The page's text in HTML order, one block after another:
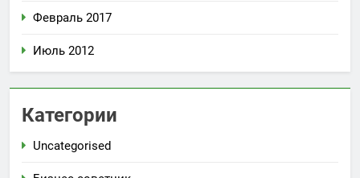
Февраль 2017
Июль 2012
Категории
Uncategorised